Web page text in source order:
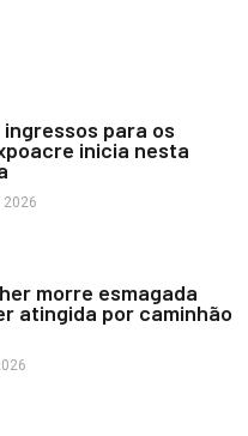
para os
inicia nesta
2026
morre esmagada
atingida por caminhão